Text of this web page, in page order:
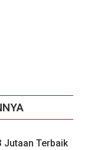
Jutaan Terbaik